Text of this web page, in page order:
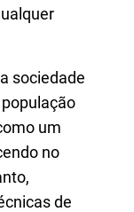
sociedade
um
no
de